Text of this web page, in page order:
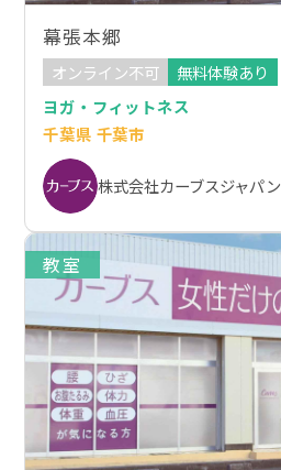
幕張本郷
オンライン不可
無料体験あり
ヨガ・フィットネス
千葉県 千葉市
株式会社カーブスジャパン
教室